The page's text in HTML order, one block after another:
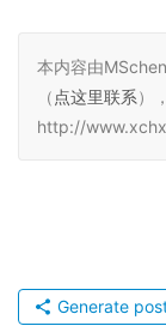
本内容由
（ 点这里联系）
http://
Generate